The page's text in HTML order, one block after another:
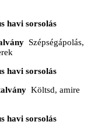
havi sorsolás
Szépségápolás,
havi sorsolás
Költsd, amire
havi sorsolás